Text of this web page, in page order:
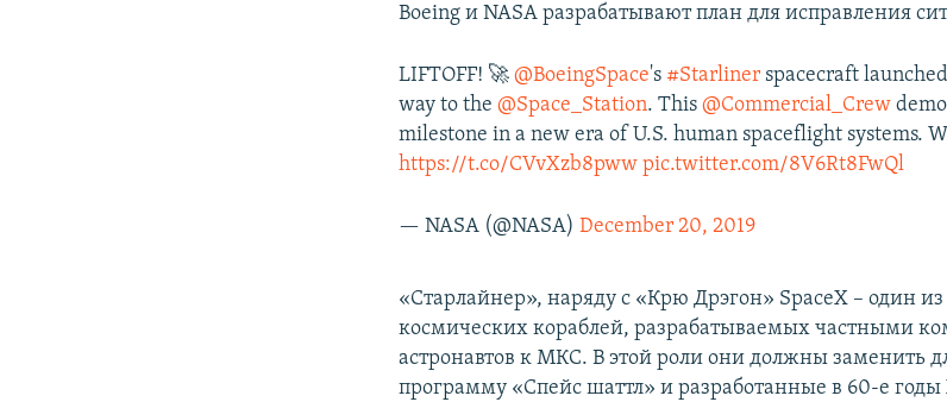
Boeing и NASA разрабатывают план для исправления
LIFTOFF! 🚀@BoeingSpace's #Starliner spacecraft
way to the@Space_Station. This@Commercial_Crew
milestone in a new era of U.S. human spaceflight systems.
https://t.co/CVvXzb8pww pic.twitter.com/8V6Rt8FwQl
— NASA (@NASA)December 20, 2019
«Старлайнер», наряду с «Крю Дрэгон» SpaceX – один
космических кораблей, разрабатываемых частными
астронавтов к МКС. В этой роли они должны заменить
программу «Спейс шаттл» и разработанные в 60-е годы